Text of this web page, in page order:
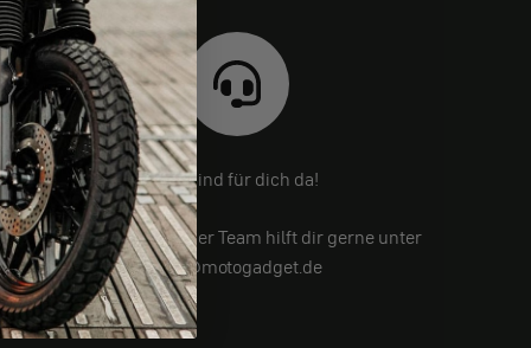
Wir sind für dich da!
Noch Fragen? Unser Team hilft dir gerne unter
info@motogadget.de